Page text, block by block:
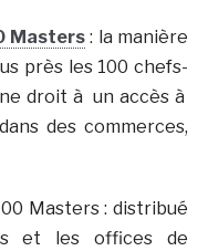
Masters : la manière
près les 100 chefs-
droit à un accès à
des commerces,
Masters : distribué
et les offices de